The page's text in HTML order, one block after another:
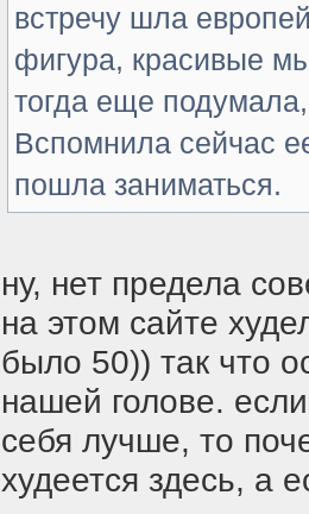
встречу шла
фигура, красивые
тогда еще
Вспомнила сейчас
пошла заниматься.
ну, нет предела
на этом сайте
было 50)) так что
нашей голове.
себя лучше, то
худеется здесь, а